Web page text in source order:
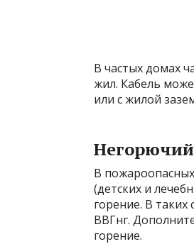
В частых домах
жил. Кабель
или с жилой
В
(детских и
горение. В
ВВГнг.
горение.